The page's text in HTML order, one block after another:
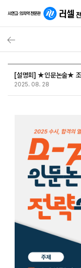
[설명회] ★인문논술★ 조
2025. 08. 28